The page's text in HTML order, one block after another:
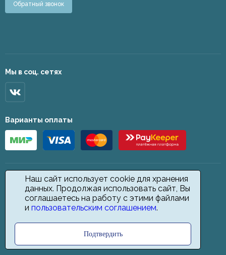
Наш сайт использует cookie для хранения
данных. Продолжая использовать сайт, Вы
соглашаетесь на работу с этими файлами
и пользовательским соглашением.
Подтвердить
Обратный звонок
Мы в соц. сетях
Варианты оплаты
2026 © Star Carpet. ИП Кодиров Д. О., ИНН 361605146148. Все права